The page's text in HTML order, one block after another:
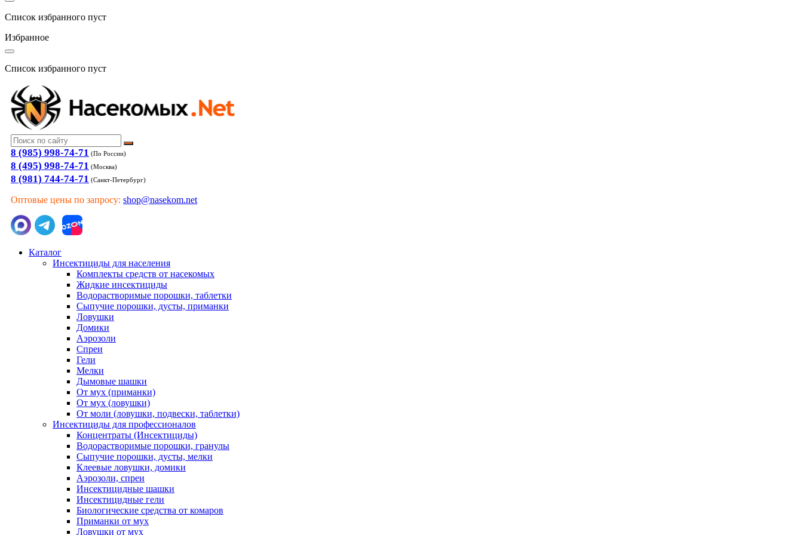
Список избранного пуст
Избранное
Список избранного пуст
8 (985) 998-74-71 (По России)
8 (495) 998-74-71 (Москва)
8 (981) 744-74-71 (Санкт-Петербург)
Оптовые цены по запросу: shop@nasekom.net
Каталог
Инсектициды для населения
Комплекты средств от насекомых
Жидкие инсектициды
Водорастворимые порошки, таблетки
Сыпучие порошки, дусты, приманки
Ловушки
Домики
Аэрозоли
Спреи
Гели
Мелки
Дымовые шашки
От мух (приманки)
От мух (ловушки)
От моли (ловушки, подвески, таблетки)
Инсектициды для профессионалов
Концентраты (Инсектициды)
Водорастворимые порошки, гранулы
Сыпучие порошки, дусты, мелки
Клеевые ловушки, домики
Аэрозоли, спреи
Инсектицидные шашки
Инсектицидные гели
Биологические средства от комаров
Приманки от мух
Ловушки от мух